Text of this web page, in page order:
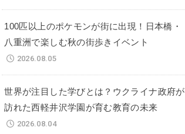
100匹以上のポケモンが街に出現！日本橋・
八重洲で楽しむ秋の街歩きイベント
2026.08.05
世界が注目した学びとは？ウクライナ政府が
訪れた西軽井沢学園が育む教育の未来
2026.08.04